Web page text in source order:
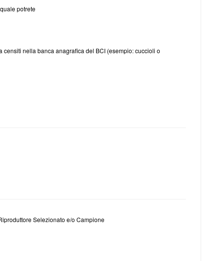
potrete
nella banca anagrafica del BCI (esempio: cuccioli o
Selezionato e/o Campione